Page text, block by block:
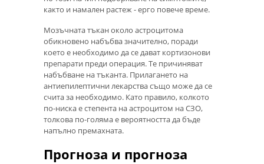
както и намален растеж - ерго повече време.
Мозъчната тъкан около астроцитома
обикновено набъбва значително, поради
което е необходимо да се дават кортизонови
препарати преди операция. Те причиняват
набъбване на тъканта. Прилагането на
антиепилептични лекарства също може да се
счита за необходимо. Като правило, колкото
по-ниска е степента на астроцитом на СЗО,
толкова по-голяма е вероятността да бъде
напълно премахната.
Прогноза и прогноза